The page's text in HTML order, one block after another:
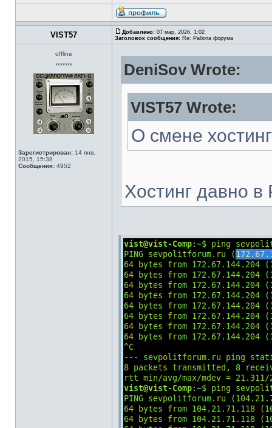
VIST57 Добавлено: 07 мар, 2026, 1:02
Заголовок сообщения: Re: Работа форума
offline
*******
Зарегистрирован: 14 янв,
2015, 15:38
Сообщения: 4952
DeniSov Wrote:
VIST57 Wrote:
О смене
Хостинг давно